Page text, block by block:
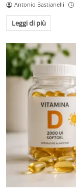
Antonio Bastianelli
Leggi di più